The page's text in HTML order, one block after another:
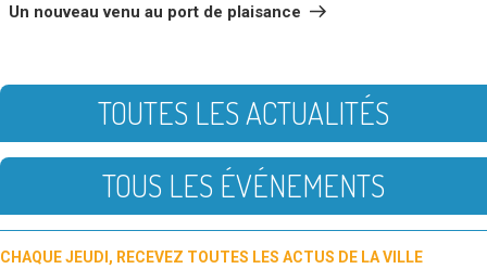
Un nouveau venu au port de plaisance
TOUTES LES ACTUALITÉS
TOUS LES ÉVÉNEMENTS
CHAQUE JEUDI, RECEVEZ TOUTES LES ACTUS DE LA VILLE